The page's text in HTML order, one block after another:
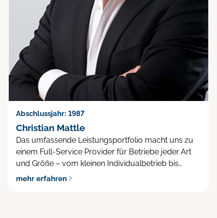
Abschlussjahr: 1987
Christian Mattle
Das umfassende Leistungsportfolio macht uns zu
einem Full-Service Provider für Betriebe jeder Art
und Größe – vom kleinen Individualbetrieb bis…
mehr erfahren